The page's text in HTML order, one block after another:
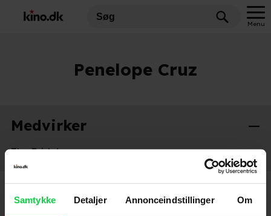
Samtykke Detaljer Annonceindstillinger Om
Menu
Penelope Cruz
Medvirker
The Bride! 2026